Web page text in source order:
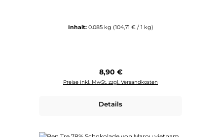
Inhalt: 0.085 kg (104,71 € / 1 kg)
Regulärer Preis:
8,90 €
Preise inkl. MwSt. zzgl. Versandkosten
Details